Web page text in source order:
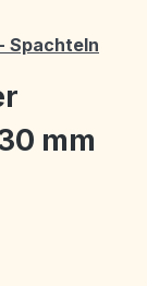
Spachteln
mm